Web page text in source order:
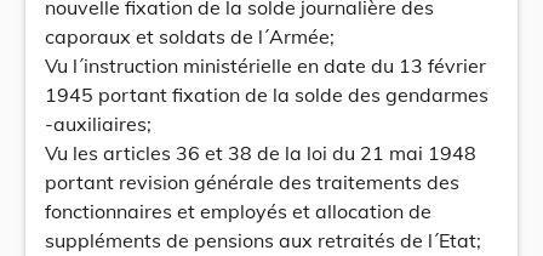
nouvelle fixation de la solde journalière des
caporaux et soldats de l´Armée;
Vu l´instruction ministérielle en date du 13 février
1945 portant fixation de la solde des gendarmes
-auxiliaires;
Vu les articles 36 et 38 de la loi du 21 mai 1948
portant revision générale des traitements des
fonctionnaires et employés et allocation de
suppléments de pensions aux retraités de l´Etat;